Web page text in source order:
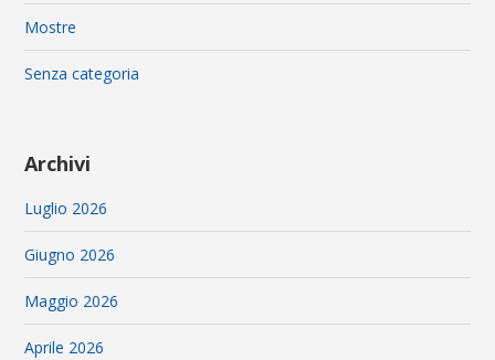
Mostre
Senza categoria
Archivi
Luglio 2026
Giugno 2026
Maggio 2026
Aprile 2026